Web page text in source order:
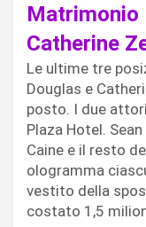
Matrimonio
Catherine
Le ultime tre
Douglas e
posto. I due
Plaza Hotel.
Caine e il resto
ologramma
vestito della
costato 1,5